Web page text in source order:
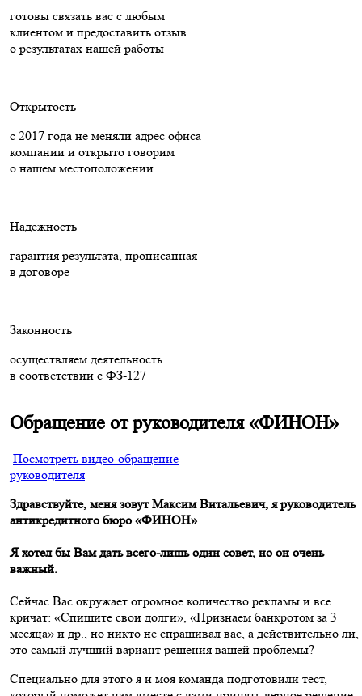
готовы связать вас с любым
клиентом и предоставить отзыв
о результатах нашей работы
Открытость
с 2017 года не меняли адрес офиса
компании и открыто говорим
о нашем местоположении
Надежность
гарантия результата, прописанная
в договоре
Законность
осуществляем деятельность
в соответствии с ФЗ-127
Обращение от руководителя «ФИНОН»
Посмотреть видео-обращение
руководителя
Здравствуйте, меня зовут Максим Витальевич, я руководитель
антикредитного бюро «ФИНОН»
Я хотел бы Вам дать всего-лишь один совет, но он очень
важный.
Сейчас Вас окружает огромное количество рекламы и все
кричат: «Спишите свои долги», «Признаем банкротом за 3
месяца» и др., но никто не спрашивал вас, а действительно ли,
это самый лучший вариант решения вашей проблемы?
Специально для этого я и моя команда подготовили тест,